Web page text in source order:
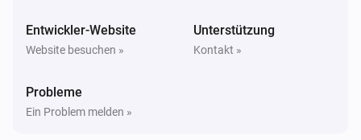
Glass Breakage Detector
Der Batterie-Alarm ist angegangen
Der Batterie-Alarm ist ausgegangen
Entwickler-Website
Website besuchen »
Unterstützung
Kontakt »
Probleme
Ein Problem melden »